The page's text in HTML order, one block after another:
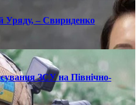
Уряду, – Свириденко
ЗСУ на Північно-